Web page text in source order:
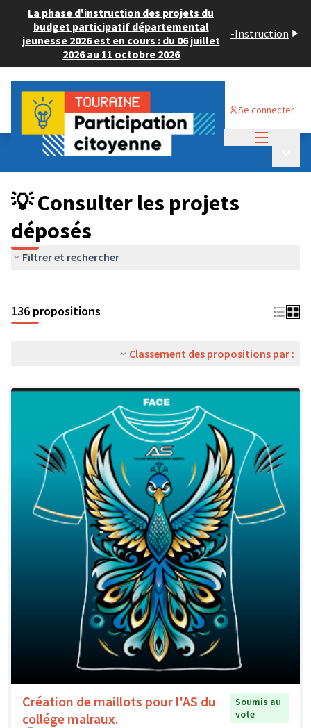
La phase d'instruction des projets du
budget participatif départemental
jeunesse 2026 est en cours : du 06 juillet
2026 au 11 octobre 2026
-Instruction
Se connecter
Budget Participatif JEUNESSE 2024
💡 Consulter les projets déposés
💡 Consulter les projets
déposés
Filtrer et rechercher
136 propositions
Classement des propositions par :
Création de maillots pour l'AS du
collége malraux.
Soumis au
vote